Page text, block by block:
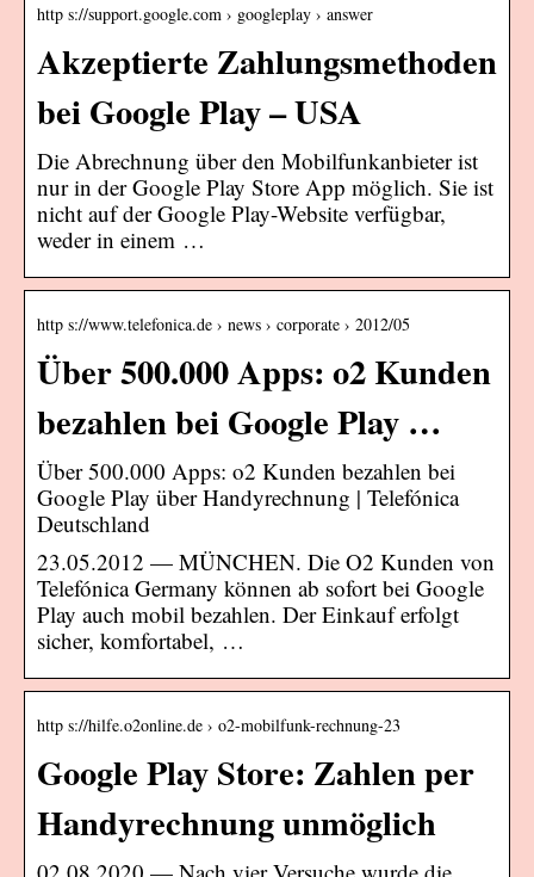
http s://support.google.com › googleplay › answer
Akzeptierte Zahlungsmethoden
bei Google Play – USA
Die Abrechnung über den Mobilfunkanbieter ist
nur in der Google Play Store App möglich. Sie ist
nicht auf der Google Play-Website verfügbar,
weder in einem …
http s://www.telefonica.de › news › corporate › 2012/05
Über 500.000 Apps: o2 Kunden
bezahlen bei Google Play …
Über 500.000 Apps: o2 Kunden bezahlen bei
Google Play über Handyrechnung | Telefónica
Deutschland
23.05.2012 — MÜNCHEN. Die O2 Kunden von
Telefónica Germany können ab sofort bei Google
Play auch mobil bezahlen. Der Einkauf erfolgt
sicher, komfortabel, …
http s://hilfe.o2online.de › o2-mobilfunk-rechnung-23
Google Play Store: Zahlen per
Handyrechnung unmöglich